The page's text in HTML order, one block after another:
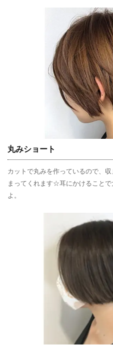
丸みショート
カットで丸みを作っているので、
まってくれます☆耳にかけること
よ。